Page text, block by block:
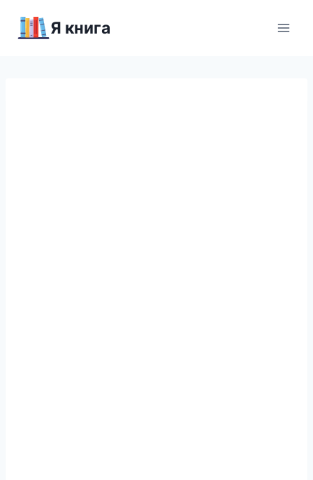
Я книга